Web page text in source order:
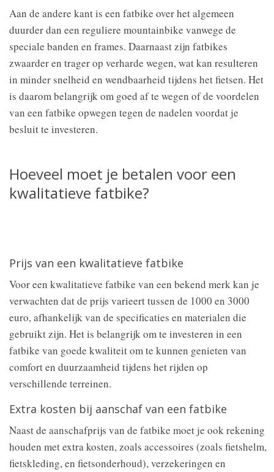
Aan de andere kant is een fatbike over het algemeen
duurder dan een reguliere mountainbike vanwege de
speciale banden en frames. Daarnaast zijn fatbikes
zwaarder en trager op verharde wegen, wat kan resulteren
in minder snelheid en wendbaarheid tijdens het fietsen. Het
is daarom belangrijk om goed af te wegen of de voordelen
van een fatbike opwegen tegen de nadelen voordat je
besluit te investeren.
Hoeveel moet je betalen voor een
kwalitatieve fatbike?
Prijs van een kwalitatieve fatbike
Voor een kwalitatieve fatbike van een bekend merk kan je
verwachten dat de prijs varieert tussen de 1000 en 3000
euro, afhankelijk van de specificaties en materialen die
gebruikt zijn. Het is belangrijk om te investeren in een
fatbike van goede kwaliteit om te kunnen genieten van
comfort en duurzaamheid tijdens het rijden op
verschillende terreinen.
Extra kosten bij aanschaf van een fatbike
Naast de aanschafprijs van de fatbike moet je ook rekening
houden met extra kosten, zoals accessoires (zoals fietshelm,
fietskleding, en fietsonderhoud), verzekeringen en